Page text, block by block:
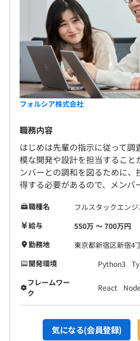
フォルシア株式会社
職務内容
はじめは先輩の指示に従って調
模な開発や設計を担当すること
ンバーとの調和を図るために
得する必要があるので、メンバ
職種名
フルスタックエンジ
給与
550万 〜 700万円
勤務地
東京都新宿区新宿4
開発環境
Python3
フレームワー
ク
React
気になる(会員登録)